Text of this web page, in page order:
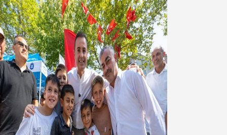
Akın: Benim derdim memlekete
hizmet hemşerim!
05 Ağustos 2026